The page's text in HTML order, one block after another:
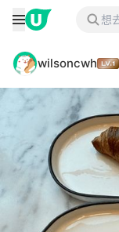
wilsoncwh